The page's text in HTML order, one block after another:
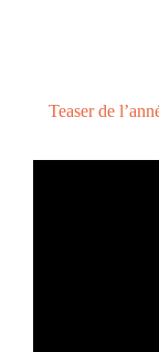
Teaser de